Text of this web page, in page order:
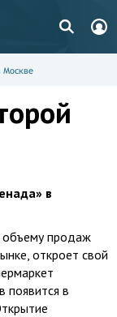
Москве
в
объему продаж
откроет свой
в